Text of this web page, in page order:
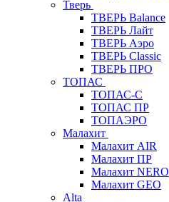
Тверь
ТВЕРЬ Balance
ТВЕРЬ Лайт
ТВЕРЬ Аэро
ТВЕРЬ Classic
ТВЕРЬ ПРО
ТОПАС
ТОПАС-С
ТОПАС ПР
ТОПАЭРО
Малахит
Малахит AIR
Малахит ПР
Малахит NERO
Малахит GEO
Alta